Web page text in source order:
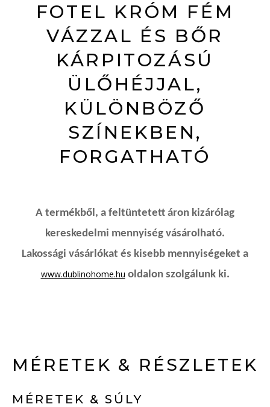
FOTEL KRÓM FÉM
VÁZZAL ÉS BŐR
KÁRPITOZÁSÚ
ÜLŐHÉJJAL,
KÜLÖNBÖZŐ
SZÍNEKBEN,
FORGATHATÓ
A termékből, a feltüntetett áron kizárólag
kereskedelmi mennyiség vásárolható.
Lakossági vásárlókat és kisebb mennyiségeket a
www.dublinohome.hu oldalon szolgálunk ki.
MÉRETEK & RÉSZLETEK
MÉRETEK & SÚLY